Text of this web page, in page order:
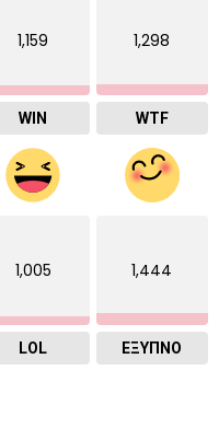
1,159
WIN
1,298
WTF
1,005
LOL
1,444
ΈΞΥΠΝΟ